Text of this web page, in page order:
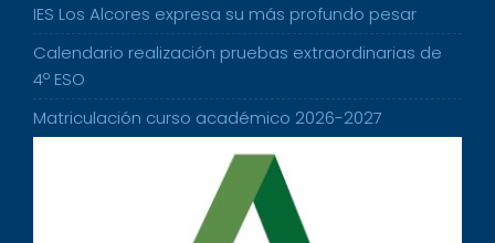
IES Los Alcores expresa su más profundo pesar
Calendario realización pruebas extraordinarias de
4º ESO
Matriculación curso académico 2026-2027